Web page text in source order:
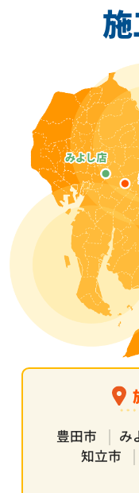
豊田市 み
知立市